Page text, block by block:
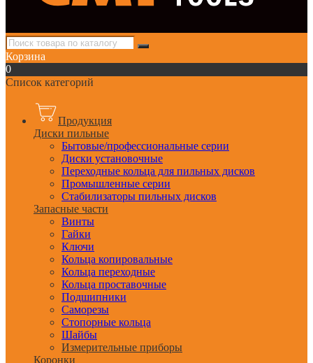
Корзина
0
Список категорий
Продукция
Диски пильные
Бытовые/профессиональные серии
Диски установочные
Переходные кольца для пильных дисков
Промышленные серии
Стабилизаторы пильных дисков
Запасные части
Винты
Гайки
Ключи
Кольца копировальные
Кольца переходные
Кольца проставочные
Подшипники
Саморезы
Стопорные кольца
Шайбы
Измерительные приборы
Коронки